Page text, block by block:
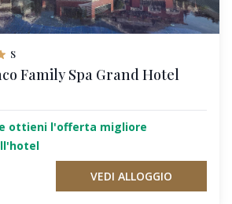
s
Family Spa Grand Hotel
ottieni l'offerta migliore
VEDI ALLOGGIO